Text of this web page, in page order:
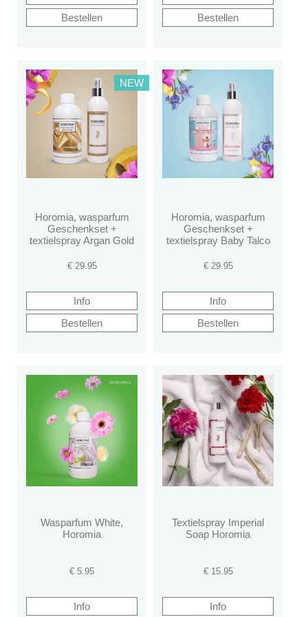
NEW
Horomia, wasparfum
Geschenkset +
textielspray Argan Gold
€ 29.95
Horomia, wasparfum
Geschenkset +
textielspray Baby Talco
€ 29.95
Wasparfum White,
Horomia
€5.95
Textielspray Imperial
Soap Horomia
€ 15.95